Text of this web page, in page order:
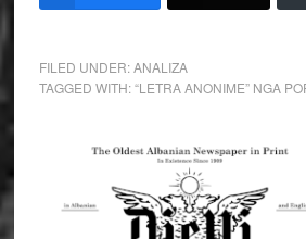
FILED UNDER:ANALIZA
TAGGED WITH:“LETRA ANONIME” NGA